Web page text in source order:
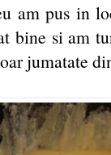
am pus in
bine si am
jumatate